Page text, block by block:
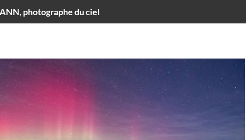
photographe du ciel